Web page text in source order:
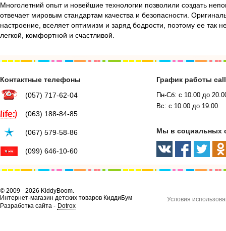
Многолетний опыт и новейшие технологии позволили создать
отвечает мировым стандартам качества и безопасности.
настроение, вселяет оптимизм и заряд бодрости, поэтому ее так
легкой, комфортной и счастливой.
Контактные телефоны
(057) 717-62-04
(063) 188-84-85
(067) 579-58-86
(099) 646-10-60
График работы
Пн-Сб: с 10.00 до
Вс: с 10.00 до 19.00
Мы в социальных
© 2009 - 2026 KiddyBoom.
Интернет-магазин детских товаров КиддиБум
Разработка сайта - Dotrox
Условия